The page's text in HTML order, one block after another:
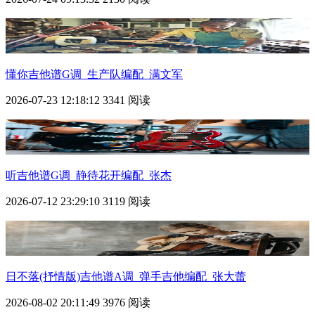
懂你吉他谱G调_生产队编配_满文军
2026-07-23 12:18:12 3341 阅读
听吉他谱G调_静待花开编配_张杰
2026-07-12 23:29:10 3119 阅读
日不落(抒情版)吉他谱A调_弹手吉他编配_张大蕾
2026-08-02 20:11:49 3976 阅读